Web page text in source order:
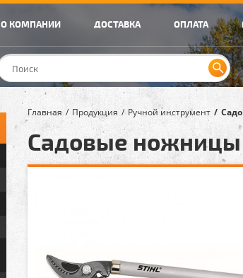
О КОМПАНИИ ДОСТАВКА ОПЛАТА
Главная Продукция Ручной инструмент
Садовые ножницы